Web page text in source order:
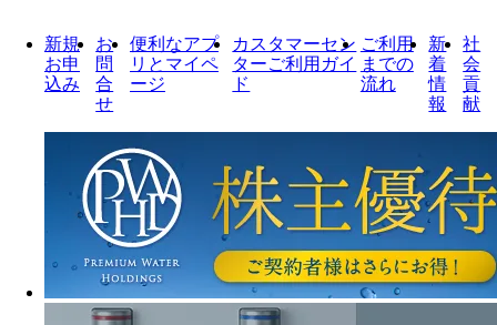
新規
お申
込み
お
問
合
せ
便利なアプ
リとマイペ
ージ
カスタマーセン
ターご利用ガイ
ド
ご利用
までの
流れ
新
着
情
報
社
会
貢
献